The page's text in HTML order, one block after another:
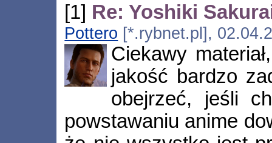
[1] Re: Yoshiki
Pottero [*.rybnet.pl],
Ciekawy
jakość bardzo
obejrzeć, jeśli
powstawaniu anime